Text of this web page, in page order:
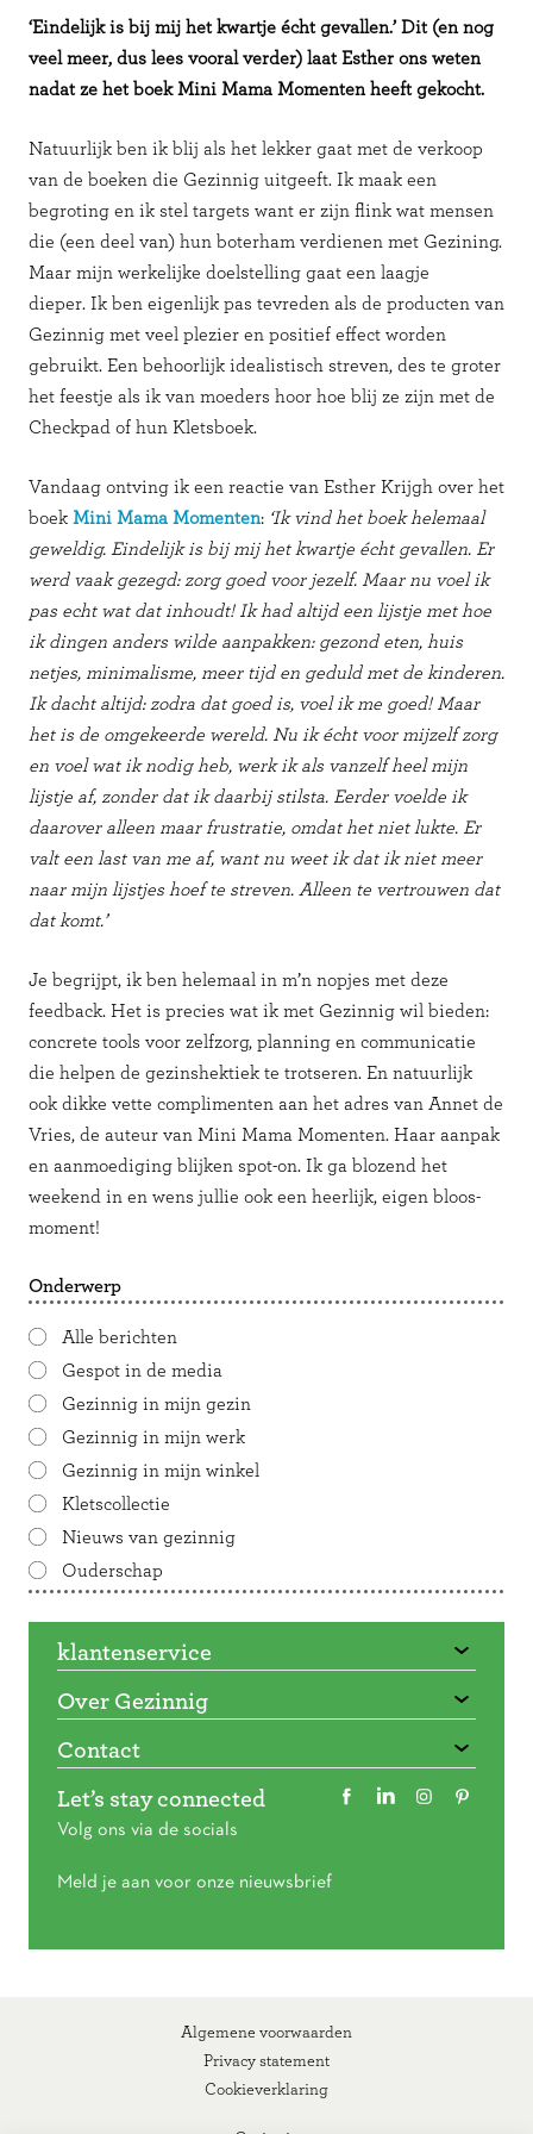
Onderwerp
Alle berichten
Gespot in de media
Gezinnig in mijn gezin
Gezinnig in mijn werk
Gezinnig in mijn winkel
Kletscollectie
Nieuws van gezinnig
Ouderschap
‘Eindelijk is bij mij het kwartje écht gevallen.’ Dit (en nog
veel meer, dus lees vooral verder) laat Esther ons weten
nadat ze het boek Mini Mama Momenten heeft gekocht.
Natuurlijk ben ik blij als het lekker gaat met de verkoop
van de boeken die Gezinnig uitgeeft. Ik maak een
begroting en ik stel targets want er zijn flink wat mensen
die (een deel van) hun boterham verdienen met Gezining.
Maar mijn werkelijke doelstelling gaat een laagje
dieper. Ik ben eigenlijk pas tevreden als de producten van
Gezinnig met veel plezier en positief effect worden
gebruikt. Een behoorlijk idealistisch streven, des te groter
het feestje als ik van moeders hoor hoe blij ze zijn met de
Checkpad of hun Kletsboek.
Vandaag ontving ik een reactie van Esther Krijgh over het
boek Mini Mama Momenten: ‘Ik vind het boek helemaal
geweldig. Eindelijk is bij mij het kwartje écht gevallen. Er
werd vaak gezegd: zorg goed voor jezelf. Maar nu voel ik
pas echt wat dat inhoudt! Ik had altijd een lijstje met hoe
ik dingen anders wilde aanpakken: gezond eten, huis
netjes, minimalisme, meer tijd en geduld met de kinderen.
Ik dacht altijd: zodra dat goed is, voel ik me goed! Maar
het is de omgekeerde wereld. Nu ik écht voor mijzelf zorg
en voel wat ik nodig heb, werk ik als vanzelf heel mijn
lijstje af, zonder dat ik daarbij stilsta. Eerder voelde ik
daarover alleen maar frustratie, omdat het niet lukte. Er
valt een last van me af, want nu weet ik dat ik niet meer
naar mijn lijstjes hoef te streven. Alleen te vertrouwen dat
dat komt.’
Je begrijpt, ik ben helemaal in m’n nopjes met deze
feedback. Het is precies wat ik met Gezinnig wil bieden:
concrete tools voor zelfzorg, planning en communicatie
die helpen de gezinshektiek te trotseren. En natuurlijk
ook dikke vette complimenten aan het adres van Annet de
Vries, de auteur van Mini Mama Momenten. Haar aanpak
en aanmoediging blijken spot-on. Ik ga blozend het
weekend in en wens jullie ook een heerlijk, eigen bloos-
moment!
klantenservice
Over Gezinnig
Contact
Let’s stay connected
Volg ons via de socials
Meld je aan voor onze nieuwsbrief
Algemene voorwaarden
Privacy statement
Cookieverklaring